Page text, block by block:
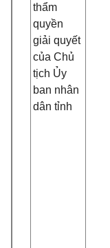
thẩm
quyền
giải quyết
của Chủ
tịch Ủy
ban nhân
dân tỉnh